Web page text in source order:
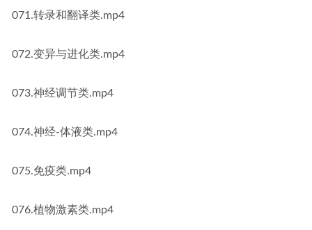
071.转录和翻译类.mp4
072.变异与进化类.mp4
073.神经调节类.mp4
074.神经-体液类.mp4
075.免疫类.mp4
076.植物激素类.mp4